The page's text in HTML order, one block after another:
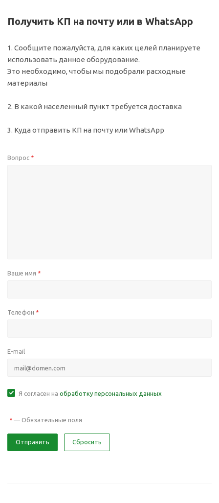
Получить КП на почту или в WhatsApp
1. Сообщите пожалуйста, для каких целей планируете
использовать данное оборудование.
Это необходимо, чтобы мы подобрали расходные
материалы
2. В какой населенный пункт требуется доставка
3. Куда отправить КП на почту или WhatsApp
Вопрос *
Ваше имя *
Телефон *
E-mail
Я согласен на обработку персональных данных
* — Обязательные поля
Отправить Сбросить